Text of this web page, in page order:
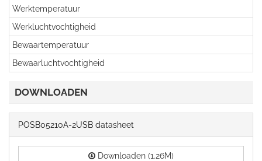
Werktemperatuur
Werkluchtvochtigheid
Bewaartemperatuur
Bewaarluchtvochtigheid
DOWNLOADEN
POSB05210A-2USB datasheet
Downloaden (1.26M)